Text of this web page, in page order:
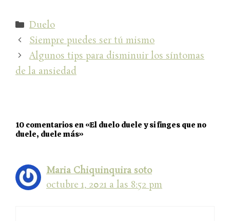
Categorías
Duelo
Siempre puedes ser tú mismo
Algunos tips para disminuir los síntomas
de la ansiedad
10 comentarios en «El duelo duele y si finges que no
duele, duele más»
Maria Chiquinquira soto
octubre 1, 2021 a las 8:52 pm